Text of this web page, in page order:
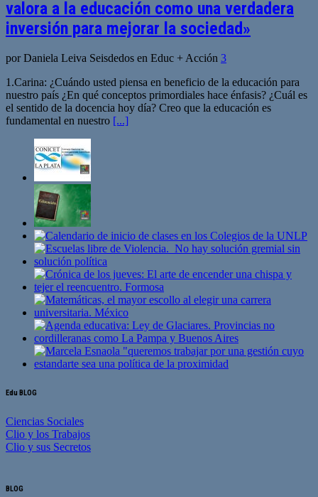
valora a la educación como una verdadera
inversión para mejorar la sociedad»
por Daniela Leiva Seisdedos en Educ + Acción 3
1.Carina: ¿Cuándo usted piensa en beneficio de la educación para
nuestro país ¿En qué conceptos primordiales hace énfasis? ¿Cuál es
el sentido de la docencia hoy día? Creo que la educación es
fundamental en nuestro [...]
Edu BLOG
Ciencias Sociales
Clio y los Trabajos
Clio y sus Secretos
BLOG